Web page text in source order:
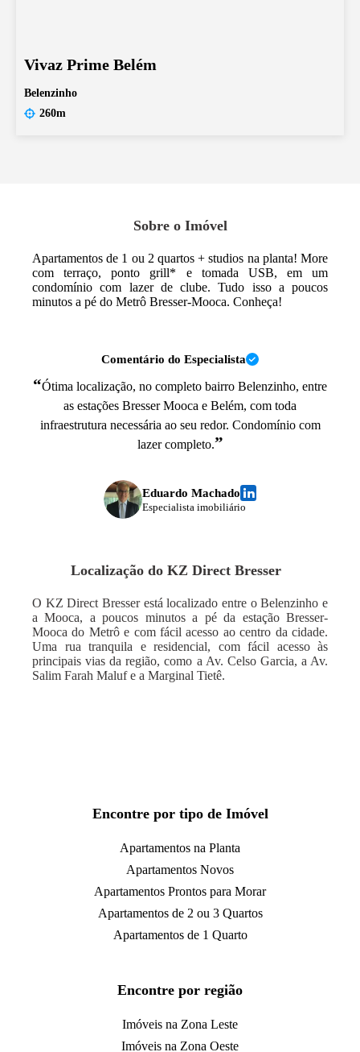
Vivaz Prime Belém
Belenzinho
260m
Sobre o Imóvel
Apartamentos de 1 ou 2 quartos + studios na planta! More
com terraço, ponto grill* e tomada USB, em um
condomínio com lazer de clube. Tudo isso a poucos
minutos a pé do Metrô Bresser-Mooca. Conheça!
Comentário do Especialista
“Ótima localização, no completo bairro Belenzinho, entre
as estações Bresser Mooca e Belém, com toda
infraestrutura necessária ao seu redor. Condomínio com
lazer completo.”
Eduardo Machado
Especialista imobiliário
Localização do KZ Direct Bresser
O KZ Direct Bresser está localizado entre o Belenzinho e
a Mooca, a poucos minutos a pé da estação Bresser-
Mooca do Metrô e com fácil acesso ao centro da cidade.
Uma rua tranquila e residencial, com fácil acesso às
principais vias da região, como a Av. Celso Garcia, a Av.
Salim Farah Maluf e a Marginal Tietê.
Encontre por tipo de Imóvel
Apartamentos na Planta
Apartamentos Novos
Apartamentos Prontos para Morar
Apartamentos de 2 ou 3 Quartos
Apartamentos de 1 Quarto
Encontre por região
Imóveis na Zona Leste
Imóveis na Zona Oeste